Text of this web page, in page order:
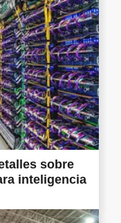
sobre
inteligencia